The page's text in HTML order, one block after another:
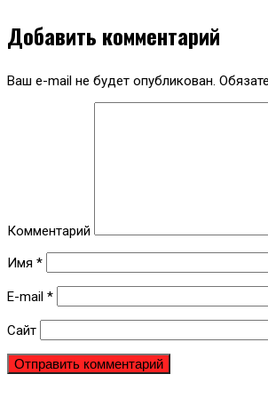
Добавить комментарий
Ваш e-mail не будет опубликован.
Комментарий
Имя *
E-mail *
Сайт